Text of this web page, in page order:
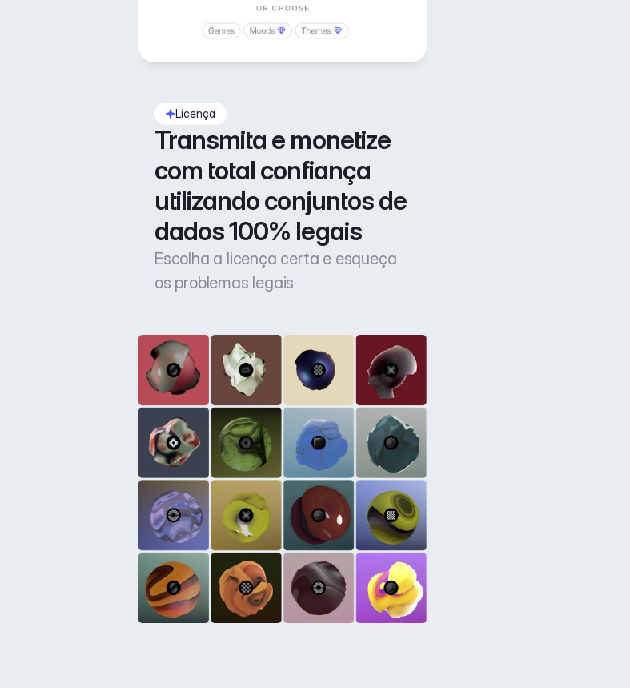
Licença
Transmita e monetize
com total confiança
utilizando conjuntos de
dados 100% legais
Escolha a licença certa e esqueça
os problemas legais